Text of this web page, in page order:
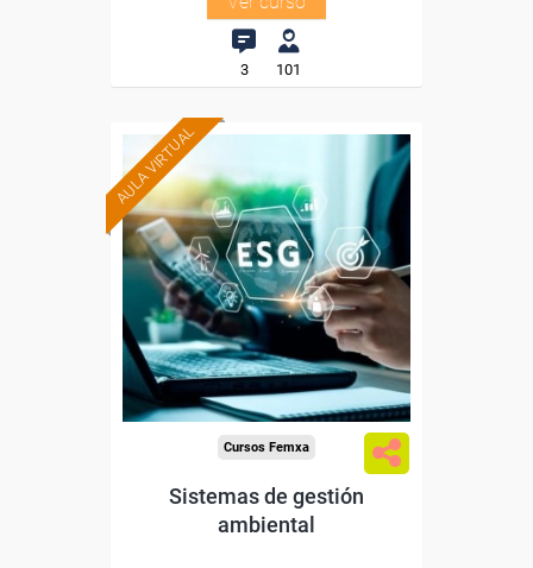
3 101
AULA VIRTUAL Formación 100%
subvencionada.
Para desempleados,
trabajadores y autónomos.
Para todos los sectores.
Cursos Femxa
Sistemas de gestión
ambiental